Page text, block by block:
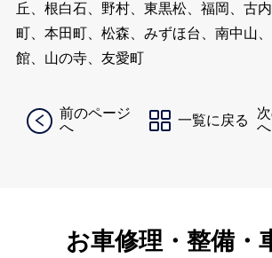
丘、根白石、野村、東黒松、福岡、古
町、本田町、松森、みずほ台、南中山、
館、山の寺、友愛町
前のページ
へ
一覧に戻る
へ
お車修理・整備・